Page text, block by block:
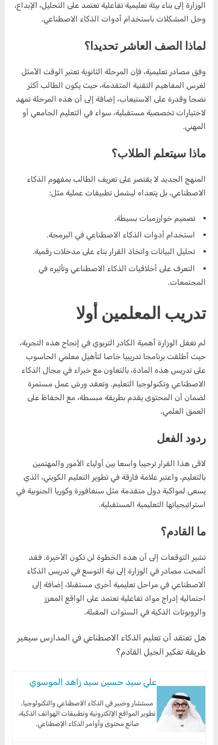
الوزارة إلى بناء بيئة تعليمية تفاعلية تعتمد على التحليل، الإبداع،
وحل المشكلات باستخدام أدوات الذكاء الاصطناعي.
لماذا الصف العاشر تحديدا؟
وفق مصادر تعليمية، فإن المرحلة الثانوية تعتبر الوقت الأمثل
لغرس المفاهيم التقنية المتقدمة، حيث يكون الطالب أكثر
نضجا وقدرة على الاستيعاب، إضافة إلى أن هذه المرحلة تمهد
لاختيارات تخصصية مستقبلية، سواء في التعليم الجامعي أو
المهني.
ماذا سيتعلم الطلاب؟
المنهج الجديد لا يقتصر على تعريف الطالب بمفهوم الذكاء
الاصطناعي، بل يتعداه ليشمل تطبيقات عملية مثل:
تصميم خوارزميات بسيطة.
استخدام أدوات الذكاء الاصطناعي في البرمجة.
تحليل البيانات واتخاذ القرار بناء على مدخلات رقمية.
التعرف على أخلاقيات الذكاء الاصطناعي وتأثيره في
المجتمعات.
تدريب المعلمين أولا
لم تغفل الوزارة أهمية الكادر التربوي في إنجاح هذه التجربة،
حيث أطلقت برنامجا تدريبيا خاصا لتأهيل معلمي الحاسوب
على تدريس هذه المادة، بالتعاون مع خبراء في مجال الذكاء
الاصطناعي وتكنولوجيا التعليم. وتعقد ورش عمل مستمرة
لضمان أن المحتوى يقدم بطريقة مبسطة، مع الحفاظ على
العمق العلمي.
ردود الفعل
لاقى هذا القرار ترحيبا واسعا بين أولياء الأمور والمهتمين
بالتعليم، واعتبر علامة فارقة في تطوير التعليم الكويتي، الذي
يسعى لمواكبة دول متقدمة مثل سنغافورة وكوريا الجنوبية في
استراتيجياتها التعليمية المستقبلية.
ما القادم؟
تشير التوقعات إلى أن هذه الخطوة لن تكون الأخيرة. فقد
ألمحت مصادر في الوزارة إلى نية التوسع في تدريس الذكاء
الاصطناعي في مراحل تعليمية أخرى مستقبلا، إضافة إلى
احتمالية إدراج مواد تفاعلية تعتمد على الواقع المعزز
والروبوتات الذكية في السنوات المقبلة.
هل تعتقد أن تعليم الذكاء الاصطناعي في المدارس سيغير
طريقة تفكير الجيل القادم؟
علي سيد حسين سيد زاهد الموسوي
مستشار وخبير في الذكاء الاصطناعي والتكنولوجيا.
تطوير المواقع الإلكترونية وتطبيقات الهواتف الذكية،
صانع محتوى وأوامر الذكاء الإصطناعي.